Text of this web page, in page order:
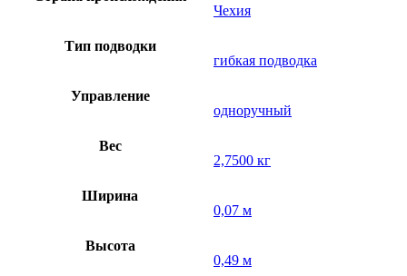
Чехия
Тип подводки
гибкая подводка
Управление
одноручный
Вес
2,7500 кг
Ширина
0,07 м
Высота
0,49 м